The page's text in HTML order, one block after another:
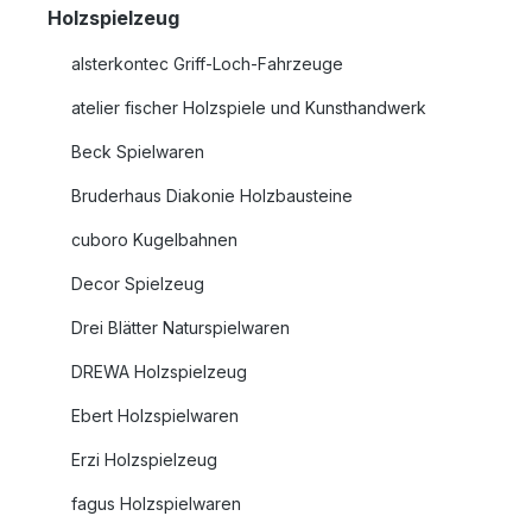
Holzspielzeug
alsterkontec Griff-Loch-Fahrzeuge
atelier fischer Holzspiele und Kunsthandwerk
Beck Spielwaren
Bruderhaus Diakonie Holzbausteine
cuboro Kugelbahnen
Decor Spielzeug
Drei Blätter Naturspielwaren
DREWA Holzspielzeug
Ebert Holzspielwaren
Erzi Holzspielzeug
fagus Holzspielwaren